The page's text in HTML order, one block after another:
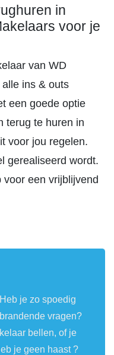
in
voor je
van WD
ins & outs
een goede optie
terug te huren in
voor jou regelen.
gerealiseerd wordt.
een vrijblijvend
je zo spoedig
vragen?
bellen, of je
je geen haast ?